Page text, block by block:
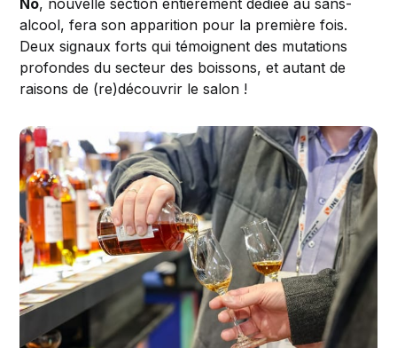
alcool, fera son apparition pour la première fois.
Deux signaux forts qui témoignent des mutations
profondes du secteur des boissons, et autant de
raisons de (re)découvrir le salon !